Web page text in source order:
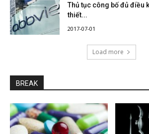
Thủ tục công bố đủ điều
thiết...
2017-07-01
Load more
BREAK